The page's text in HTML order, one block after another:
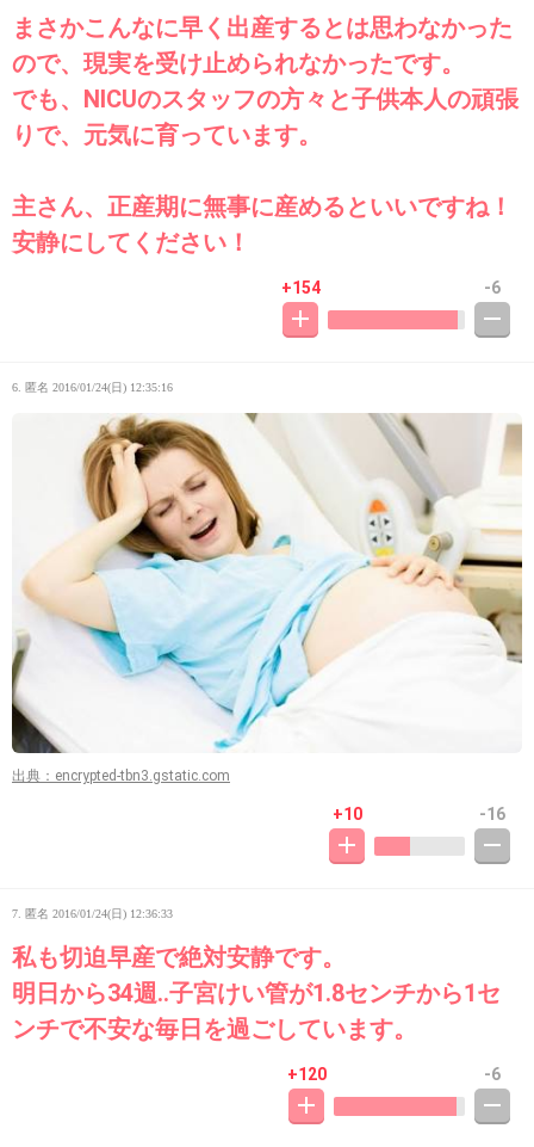
まさかこんなに早く出産するとは思わなかった
ので、現実を受け止められなかったです。
でも、NICUのスタッフの方々と子供本人の頑張
りで、元気に育っています。
主さん、正産期に無事に産めるといいですね！
安静にしてください！
+154 -6
6. 匿名 2016/01/24(日) 12:35:16
出典：encrypted-tbn3.gstatic.com
+10 -16
7. 匿名 2016/01/24(日) 12:36:33
私も切迫早産で絶対安静です。
明日から34週‥子宮けい管が1.8センチから1セ
ンチで不安な毎日を過ごしています。
+120 -6